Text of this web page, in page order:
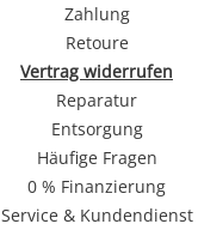
Zahlung
Retoure
Vertrag widerrufen
Reparatur
Entsorgung
Häufige Fragen
0 % Finanzierung
Service & Kundendienst